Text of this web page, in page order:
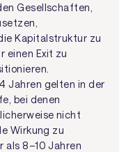
Gesellschaften,
Kapitalstruktur zu
einen Exit zu
Jahren gelten in der
bei denen
nicht
Wirkung zu
als 8–10 Jahren